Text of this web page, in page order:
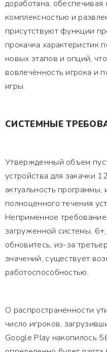
доработана,
комплексностью и
присутствуют функции
прокачка характеристик
новых этапов и опций,
вовлечённость игрока и
игры.
СИСТЕМНЫЕ
Утвержденный объем
устройства для закачки
актуальность программы,
полноценного течения
Неприменное
загруженной системы.
обновитесь, из-за
значений, существует
работоспособностью.
О распространенности
число игроков,
Google Play накопилось